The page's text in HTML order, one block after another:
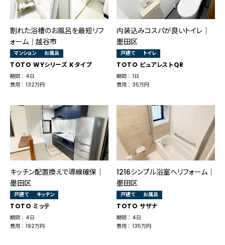
割れた浴槽のお風呂を最短リフ
ォーム│越谷市
マンション お風呂
TOTO WYシリーズ Kタイプ
期間 ： 4日
費用 ： 132万円
内装込みコスパが良いトイレ｜
墨田区
戸建て トイレ
TOTO ピュアレストQR
期間 ： 1日
費用 ： 35万円
キッチン配置換えで導線確保｜
墨田区
戸建て キッチン
TOTO ミッテ
期間 ： 4日
費用 ： 192万円
1216シンプル浴室へリフォーム｜
墨田区
戸建て お風呂
TOTO サザナ
期間 ： 4日
費用 ： 135万円